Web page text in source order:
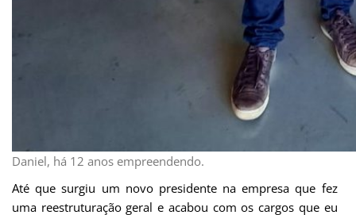
Daniel, há 12 anos empreendendo.
Até que surgiu um novo presidente na empresa que fez
uma reestruturação geral e acabou com os cargos que eu